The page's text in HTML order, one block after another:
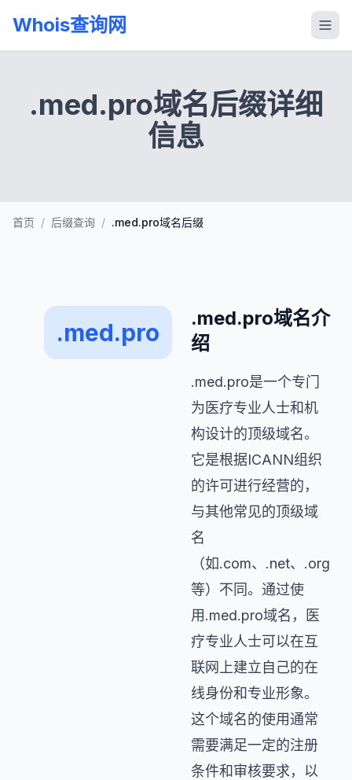
Whois查询网
.med.pro域名后缀详细
信息
首页 / 后缀查询 / .med.pro域名后缀
.med.pro
.med.pro域名介
绍
.med.pro是一个专门
为医疗专业人士和机
构设计的顶级域名。
它是根据ICANN组织
的许可进行经营的，
与其他常见的顶级域
名
（如.com、.net、.org
等）不同。通过使
用.med.pro域名，医
疗专业人士可以在互
联网上建立自己的在
线身份和专业形象。
这个域名的使用通常
需要满足一定的注册
条件和审核要求，以